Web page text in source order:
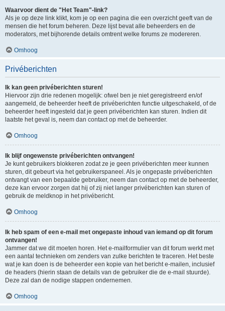
Waarvoor dient de "Het Team"-link?
Als je op deze link klikt, kom je op een pagina die een overzicht geeft van de
mensen die het forum beheren. Deze lijst bevat alle beheerders en de
moderators, met bijhorende details omtrent welke forums ze modereren.
Omhoog
Privéberichten
Ik kan geen privéberichten sturen!
Hiervoor zijn drie redenen mogelijk: ofwel ben je niet geregistreerd en/of
aangemeld, de beheerder heeft de privéberichten functie uitgeschakeld, of de
beheerder heeft ingesteld dat je geen privéberichten kan sturen. Indien dit
laatste het geval is, neem dan contact op met de beheerder.
Omhoog
Ik blijf ongewenste privéberichten ontvangen!
Je kunt gebruikers blokkeren zodat ze je geen privéberichten meer kunnen
sturen, dit gebeurt via het gebruikerspaneel. Als je ongepaste privéberichten
ontvangt van een bepaalde gebruiker, neem dan contact op met de beheerder,
deze kan ervoor zorgen dat hij of zij niet langer privéberichten kan sturen of
gebruik de meldknop in het privébericht.
Omhoog
Ik heb spam of een e-mail met ongepaste inhoud van iemand op dit forum
ontvangen!
Jammer dat we dit moeten horen. Het e-mailformulier van dit forum werkt met
een aantal technieken om zenders van zulke berichten te traceren. Het beste
wat je kan doen is de beheerder een kopie van het bericht e-mailen, inclusief
de headers (hierin staan de details van de gebruiker die de e-mail stuurde).
Deze zal dan de nodige stappen ondernemen.
Omhoog